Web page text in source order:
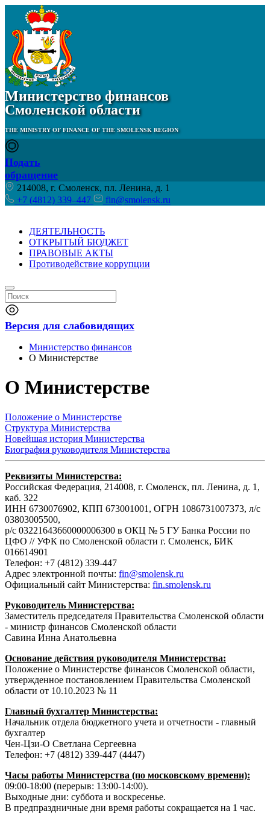
Министерство финансов
Смоленской области
THE MINISTRY OF FINANCE OF THE SMOLENSK REGION
Подать
обращение
214008, г. Смоленск, пл. Ленина, д. 1
+7 (4812) 339–447
fin@smolensk.ru
ДЕЯТЕЛЬНОСТЬ
ОТКРЫТЫЙ БЮДЖЕТ
ПРАВОВЫЕ АКТЫ
Противодействие коррупции
Версия для слабовидящих
Министерство финансов
О Министерстве
О Министерстве
Положение о Министерстве
Структура Министерства
Новейшая история Министерства
Биография руководителя Министерства
Реквизиты Министерства:
Российская Федерация, 214008, г. Смоленск, пл. Ленина, д. 1,
каб. 322
ИНН 6730076902, КПП 673001001, ОГРН 1086731007373, л/с
03803005500,
р/с 03221643660000006300 в ОКЦ № 5 ГУ Банка России по
ЦФО // УФК по Смоленской области г. Смоленск, БИК
016614901
Телефон: +7 (4812) 339-447
Адрес электронной почты: fin@smolensk.ru
Официальный сайт Министерства: fin.smolensk.ru
Руководитель Министерства:
Заместитель председателя Правительства Смоленской области
- министр финансов Смоленской области
Савина Инна Анатольевна
Основание действия руководителя Министерства:
Положение о Министерстве финансов Смоленской области,
утвержденное постановлением Правительства Смоленской
области от 10.10.2023 № 11
Главный бухгалтер Министерства:
Начальник отдела бюджетного учета и отчетности - главный
бухгалтер
Чен-Цзи-О Светлана Сергеевна
Телефон: +7 (4812) 339-447 (4447)
Часы работы Министерства (по московскому времени):
09:00-18:00 (перерыв: 13:00-14:00).
Выходные дни: суббота и воскресенье.
В предпраздничные дни время работы сокращается на 1 час.